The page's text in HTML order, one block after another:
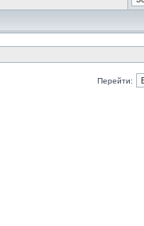
Перейти: